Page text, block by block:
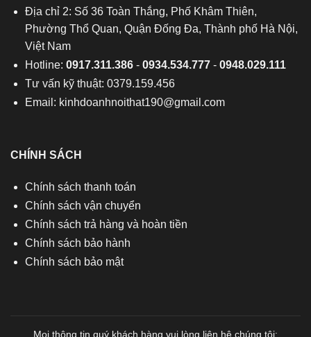
Địa chỉ 2: Số 36 Toàn Thắng, Phố Khâm Thiên,
Phường Thổ Quan, Quận Đống Đa, Thành phố Hà Nội,
Việt Nam
Hotline: 0917.311.386- 0934.534.777- 0948.029.111
Tư vấn kỹ thuật: 0379.159.456
Email: kinhdoanhnoithat190@gmail.com
CHÍNH SÁCH
Chính sách thanh toán
Chính sách vận chuyển
Chính sách trả hàng và hoàn tiền
Chính sách bảo hành
Chính sách bảo mật
Mọi thông tin quý khách hàng vui lòng liên hệ chúng tôi: